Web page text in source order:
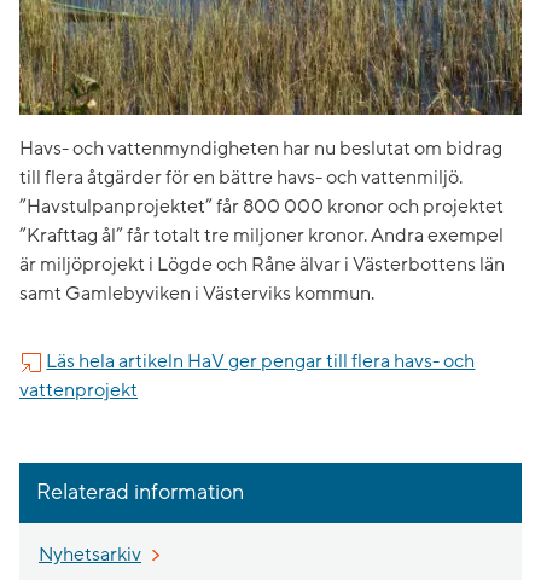
Havs- och vattenmyndigheten har nu beslutat om bidrag
till flera åtgärder för en bättre havs- och vattenmiljö.
”Havstulpanprojektet” får 800 000 kronor och projektet
”Krafttag ål” får totalt tre miljoner kronor. Andra exempel
är miljöprojekt i Lögde och Råne älvar i Västerbottens län
samt Gamlebyviken i Västerviks kommun.
Läs hela artikeln HaV ger pengar till flera havs- och
vattenprojekt
Relaterad information
Nyhetsarkiv